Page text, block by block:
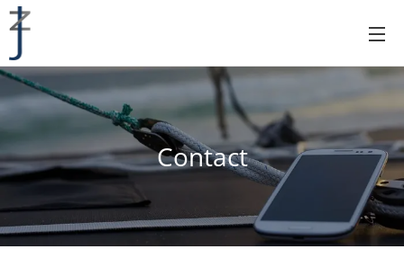
Contact